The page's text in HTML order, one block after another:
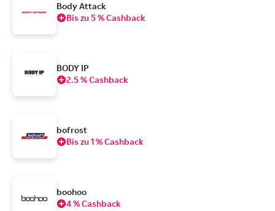
Body Attack
Bis zu 5 % Cashback
BODY IP
2.5 % Cashback
bofrost
Bis zu 1 % Cashback
boohoo
4 % Cashback